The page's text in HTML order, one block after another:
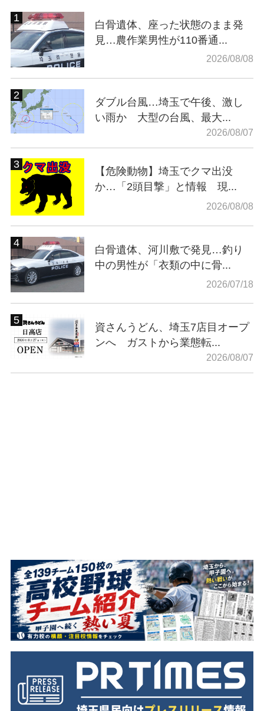
白骨遺体、座った状態のまま発
見…農作業男性が110番通...
2026/08/08
ダブル台風…埼玉で午後、激し
い雨か 大型の台風、最大...
2026/08/07
【危険動物】埼玉でクマ出没
か…「2頭目撃」と情報 現...
2026/08/08
白骨遺体、河川敷で発見…釣り
中の男性が「衣類の中に骨...
2026/07/18
資さんうどん、埼玉7店目オープ
ンへ ガストから業態転...
2026/08/07